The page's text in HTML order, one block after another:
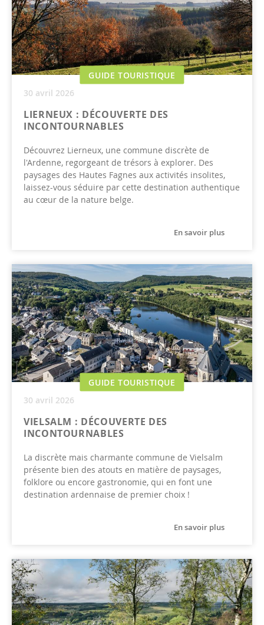
GUIDE TOURISTIQUE
30 avril 2026
LIERNEUX : DÉCOUVERTE DES
INCONTOURNABLES
Découvrez Lierneux, une commune discrète de
l'Ardenne, regorgeant de trésors à explorer. Des
paysages des Hautes Fagnes aux activités insolites,
laissez-vous séduire par cette destination authentique
au cœur de la nature belge.
En savoir plus
GUIDE TOURISTIQUE
30 avril 2026
VIELSALM : DÉCOUVERTE DES
INCONTOURNABLES
La discrète mais charmante commune de Vielsalm
présente bien des atouts en matière de paysages,
folklore ou encore gastronomie, qui en font une
destination ardennaise de premier choix !
En savoir plus